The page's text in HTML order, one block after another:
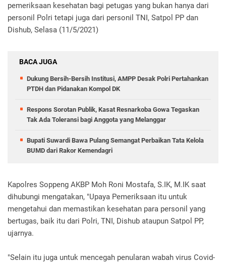
pemeriksaan kesehatan bagi petugas yang bukan hanya dari
personil Polri tetapi juga dari personil TNI, Satpol PP dan
Dishub, Selasa (11/5/2021)
BACA JUGA
Dukung Bersih-Bersih Institusi, AMPP Desak Polri Pertahankan
PTDH dan Pidanakan Kompol DK
Respons Sorotan Publik, Kasat Resnarkoba Gowa Tegaskan
Tak Ada Toleransi bagi Anggota yang Melanggar
Bupati Suwardi Bawa Pulang Semangat Perbaikan Tata Kelola
BUMD dari Rakor Kemendagri
Kapolres Soppeng AKBP Moh Roni Mostafa, S.IK, M.IK saat
dihubungi mengatakan, "Upaya Pemeriksaan itu untuk
mengetahui dan memastikan kesehatan para personil yang
bertugas, baik itu dari Polri, TNI, Dishub ataupun Satpol PP,
ujarnya.
"Selain itu juga untuk mencegah penularan wabah virus Covid-